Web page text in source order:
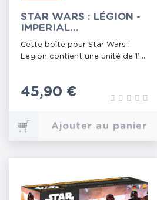
STAR WARS : LÉGION -
IMPERIAL
SHORETROOPERS
Cette boîte pour Star Wars :
Légion contient une unité de 11...
Prix
45,90 €
Ajouter au panier